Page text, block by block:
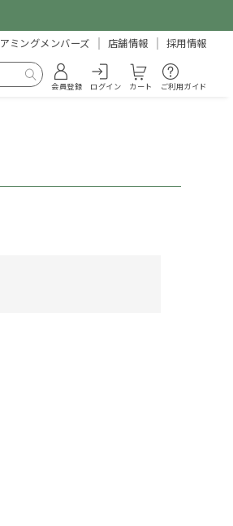
アミングメンバーズ 店舗情報 採用情報
会員登録 ログイン カート ご利用ガイド